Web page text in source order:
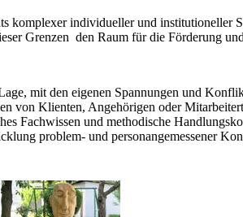
komplexer individueller und institutioneller
Grenzen den Raum für die Förderung
mit den eigenen Spannungen und
von Klienten, Angehörigen oder
Fachwissen und methodische
problem- und personangemessener